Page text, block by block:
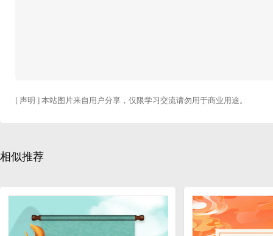
[ 声明 ] 本站图片来自用户分享，仅限学习交流请勿用于商业用途。
相似推荐